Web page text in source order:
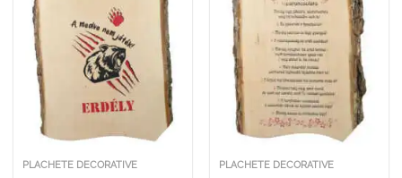
PLACHETE DECORATIVE PLACHETE DECORATIVE